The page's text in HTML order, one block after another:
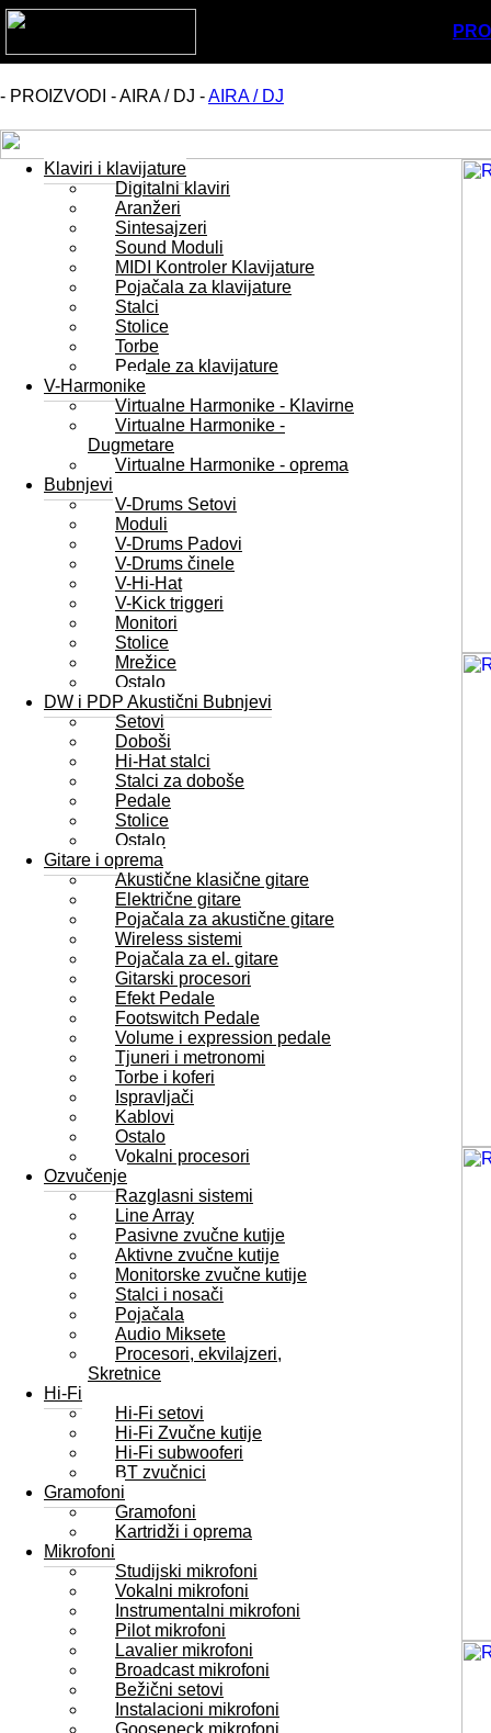
- PROIZVODI - AIRA / DJ -AIRA / DJ
Klaviri i klavijature
Digitalni klaviri
Aranžeri
Sintesajzeri
Sound Moduli
MIDI Kontroler Klavijature
Pojačala za klavijature
Stalci
Stolice
Torbe
Pedale za klavijature
V-Harmonike
Virtualne Harmonike - Klavirne
Virtualne Harmonike -
Dugmetare
Virtualne Harmonike - oprema
Bubnjevi
V-Drums Setovi
Moduli
V-Drums Padovi
V-Drums činele
V-Hi-Hat
V-Kick triggeri
Monitori
Stolice
Mrežice
Ostalo
DW i PDP Akustični Bubnjevi
Setovi
Doboši
Hi-Hat stalci
Stalci za doboše
Pedale
Stolice
Ostalo
Gitare i oprema
Akustične klasične gitare
Električne gitare
Pojačala za akustične gitare
Wireless sistemi
Pojačala za el. gitare
Gitarski procesori
Efekt Pedale
Footswitch Pedale
Volume i expression pedale
Tjuneri i metronomi
Torbe i koferi
Ispravljači
Kablovi
Ostalo
Vokalni procesori
Ozvučenje
Razglasni sistemi
Line Array
Pasivne zvučne kutije
Aktivne zvučne kutije
Monitorske zvučne kutije
Stalci i nosači
Pojačala
Audio Miksete
Procesori, ekvilajzeri,
Skretnice
Hi-Fi
Hi-Fi setovi
Hi-Fi Zvučne kutije
Hi-Fi subwooferi
BT zvučnici
Gramofoni
Gramofoni
Kartridži i oprema
Mikrofoni
Studijski mikrofoni
Vokalni mikrofoni
Instrumentalni mikrofoni
Pilot mikrofoni
Lavalier mikrofoni
Broadcast mikrofoni
Bežični setovi
Instalacioni mikrofoni
Gooseneck mikrofoni